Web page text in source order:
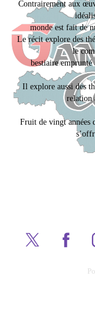
Contrairement aux
monde est fait de
Le récit explore des
le
bestiaire
Il explore aussi des
relation
Fruit de vingt années